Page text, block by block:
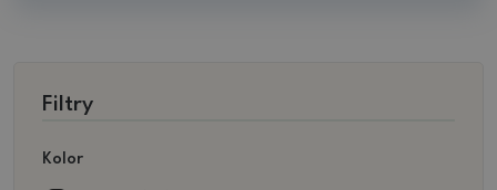
Filtry
Kolor